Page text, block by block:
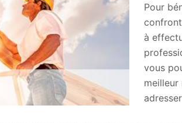
Pour
à
vous